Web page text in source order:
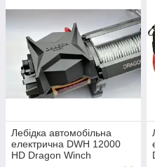
Лебідка автомобільна
електрична DWH 12000
HD Dragon Winch